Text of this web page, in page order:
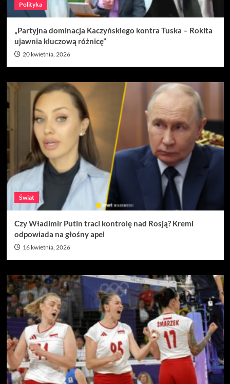
Polityka
„Partyjna dominacja Kaczyńskiego kontra Tuska – Rokita
ujawnia kluczową różnicę”
20 kwietnia, 2026
Świat
Czy Władimir Putin traci kontrolę nad Rosją? Kreml
odpowiada na głośny apel
16 kwietnia, 2026